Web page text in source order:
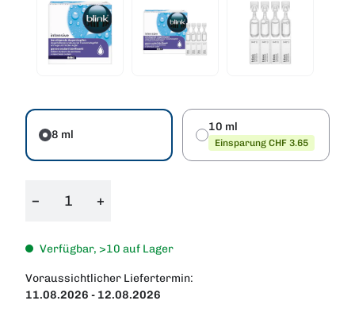
8 ml
10 ml
Einsparung CHF 3.65
− +
Verfügbar, >10 auf Lager
Voraussichtlicher Liefertermin:
11.08.2026 - 12.08.2026